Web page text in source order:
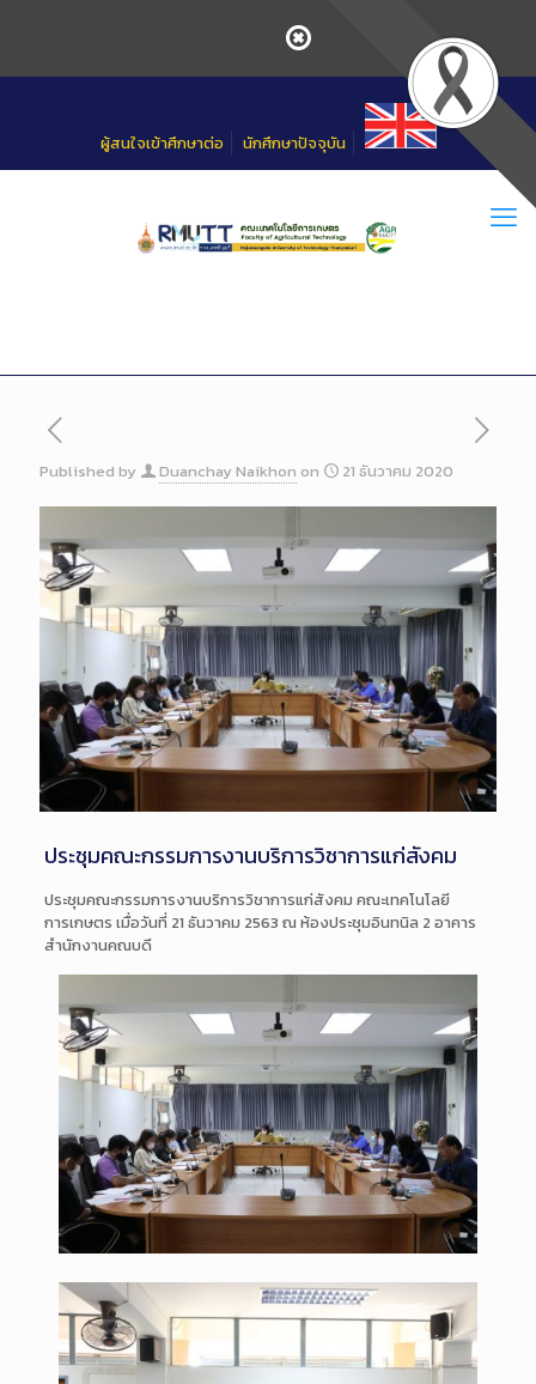
ผู้สนใจเข้าศึกษาต่อ นักศึกษาปัจจุบัน
Published by Duanchay Naikhon on 21 ธันวาคม 2020
ประชุมคณะกรรมการงานบริการวิชาการแก่สังคม
ประชุมคณะกรรมการงานบริการวิชาการแก่สังคม คณะเทคโนโลยี
การเกษตร เมื่อวันที่ 21 ธันวาคม 2563 ณ ห้องประชุมอินทนิล 2 อาคาร
สำนักงานคณบดี